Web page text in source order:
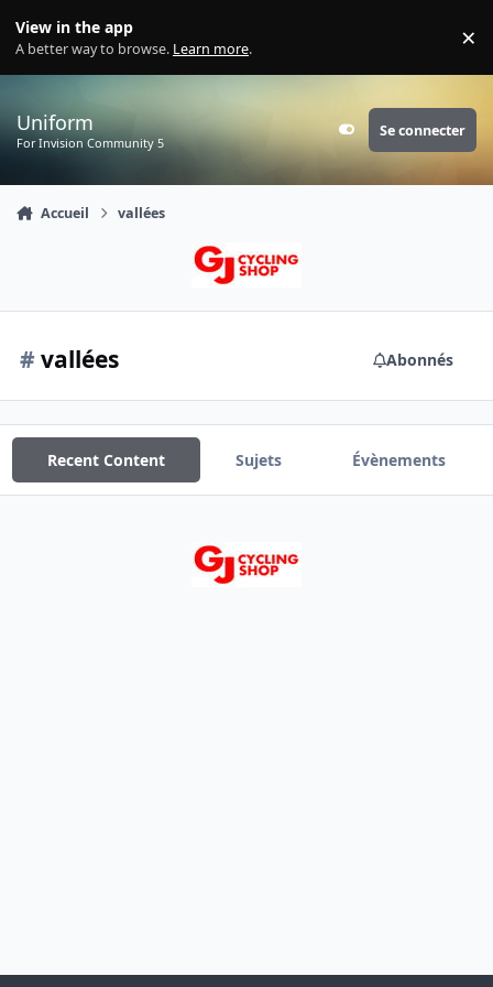
View in the app
A better way to browse. Learn more. ×
Uniform
For Invision Community 5 Customizer
Se connecter
Accueil vallées
# vallées Abonnés
Recent Content Sujets Évènements